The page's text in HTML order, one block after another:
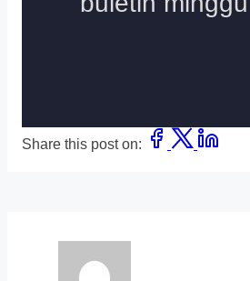
Share this post on: